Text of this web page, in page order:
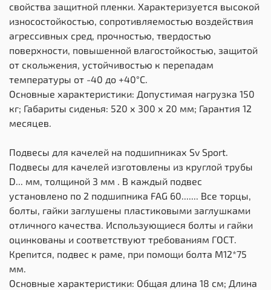
свойства защитной пленки. Характеризуется высокой
износостойкостью, сопротивляемостью воздействия
агрессивных сред, прочностью, твердостью
поверхности, повышенной влагостойкостью, защитой
от скольжения, устойчивостью к перепадам
температуры от -40 до +40°С.
Основные характеристики: Допустимая нагрузка 150
кг; Габариты сиденья: 520 х 300 х 20 мм; Гарантия 12
месяцев.
Подвесы для качелей на подшипниках Sv Sport.
Подвесы для качелей изготовлены из круглой трубы
D... мм, толщиной 3 мм . В каждый подвес
установлено по 2 подшипника FAG 60....... Все торцы,
болты, гайки заглушены пластиковыми заглушками
отличного качества. Использующиеся болты и гайки
оцинкованы и соответствуют требованиям ГОСТ.
Крепится, подвес к раме, при помощи болта М12*75
мм.
Основные характеристики: Общая длина 18 см; Длина